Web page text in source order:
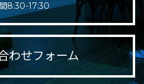
8:30-17:30
わせフォーム